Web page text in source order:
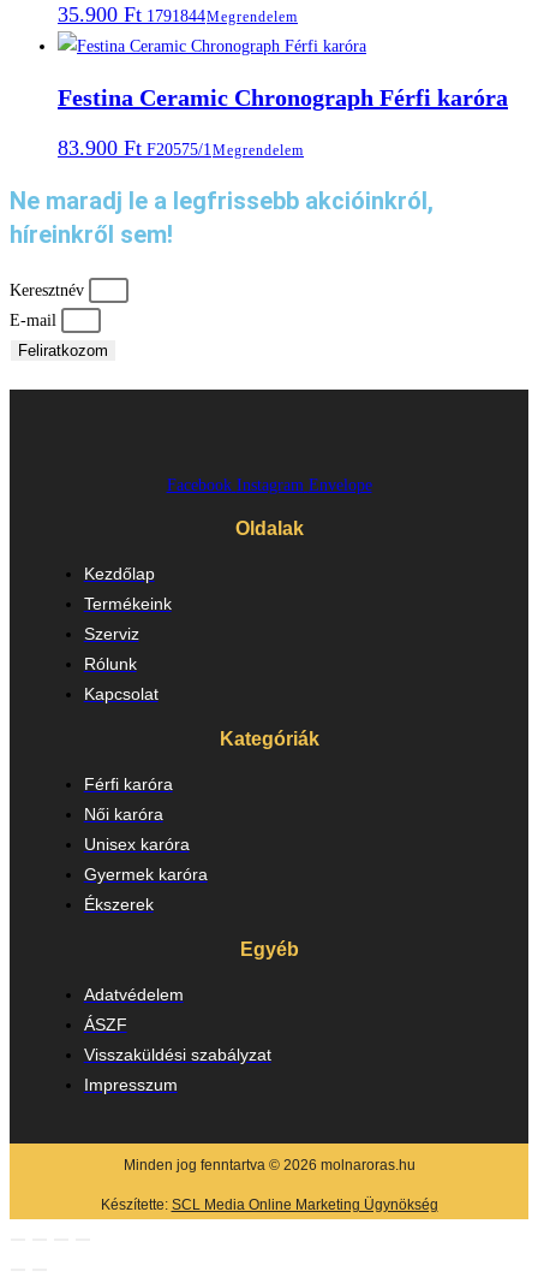
35.900 Ft 1791844Megrendelem
Festina Ceramic Chronograph Férfi karóra
83.900 Ft F20575/1 Megrendelem
Ne maradj le a legfrissebb akcióinkról,
híreinkről sem!
Keresztnév
E-mail
Feliratkozom
Facebook Instagram Envelope
Oldalak
Kezdőlap
Termékeink
Szerviz
Rólunk
Kapcsolat
Kategóriák
Férfi karóra
Női karóra
Unisex karóra
Gyermek karóra
Ékszerek
Egyéb
Adatvédelem
ÁSZF
Visszaküldési szabályzat
Impresszum
Minden jog fenntartva © 2026 molnaroras.hu
Készítette: SCL Media Online Marketing Ügynökség